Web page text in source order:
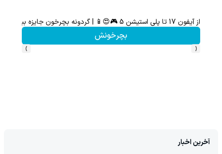
از آیفون 17 تا پلی استیشن 5 🎮😍📱 | گردونه بچرخون جایزه ببر
بچرخونش
‹
›
آخرین اخبار